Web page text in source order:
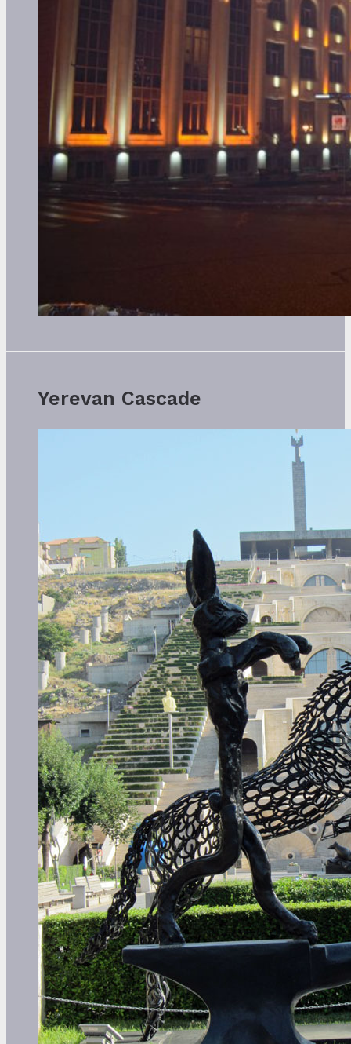
Yerevan Cascade